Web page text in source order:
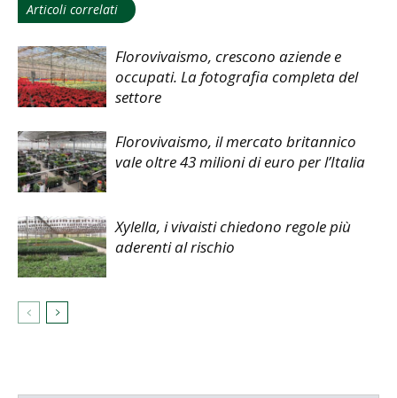
Articoli correlati
Florovivaismo, crescono aziende e
occupati. La fotografia completa del
settore
Florovivaismo, il mercato britannico
vale oltre 43 milioni di euro per l’Italia
Xylella, i vivaisti chiedono regole più
aderenti al rischio